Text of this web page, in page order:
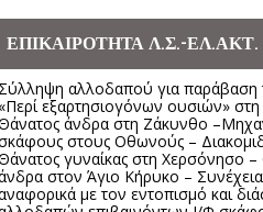
ΕΠΙΚΑΙΡΟΤΗΤΑ Λ.Σ.-ΕΛ.ΑΚΤ.
Σύλληψη αλλοδαπού για παράβαση
«Περί εξαρτησιογόνων ουσιών»
άνδρα στη Ζάκυνθο
στους Οθωνούς –
γυναίκας στη Χερσόνησο
στον Άγιο Κήρυκο –
με τον εντοπισμό και